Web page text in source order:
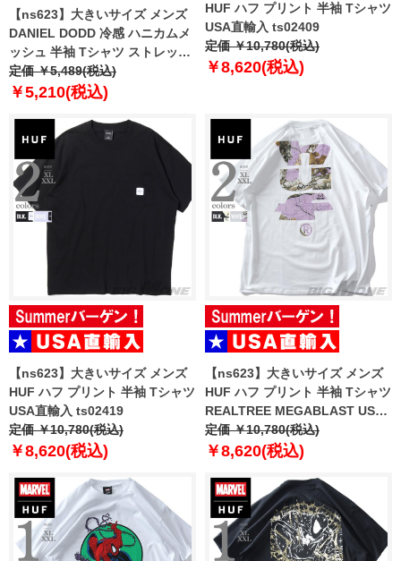
【ns623】大きいサイズ メンズ
DANIEL DODD 冷感 ハニカムメ
ッシュ 半袖 Tシャツ ストレッチ
吸水速乾 UVカット クールタッチ
春夏新作 tkzz26-3 【fre】
定価 ￥5,489(税込)
￥5,210(税込)
HUF ハフ プリント 半袖 Tシャツ
USA直輸入 ts02409
定価 ￥10,780(税込)
￥8,620(税込)
【ns623】大きいサイズ メンズ
HUF ハフ プリント 半袖 Tシャツ
USA直輸入 ts02419
定価 ￥10,780(税込)
￥8,620(税込)
【ns623】大きいサイズ メンズ
HUF ハフ プリント 半袖 Tシャツ
REALTREE MEGABLAST USA
直輸入 ts02506
定価 ￥10,780(税込)
￥8,620(税込)